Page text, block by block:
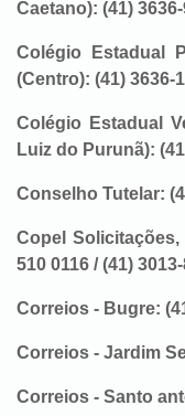
Caetano): (41)
Colégio Estadual
(Centro): (41) 3636-
Colégio Estadual
Luiz do Purunã):
Conselho Tutelar:
Copel Solicitações,
510 0116 / (41)
Correios - Bugre:
Correios - Jardim
Correios - Santo